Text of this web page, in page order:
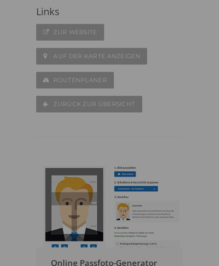
Links
ZUR WEBSITE
AUF DER KARTE ANZEIGEN
ROUTENPLANER
ZURÜCK ZUR ÜBERSICHT
Online Passfoto-Generator